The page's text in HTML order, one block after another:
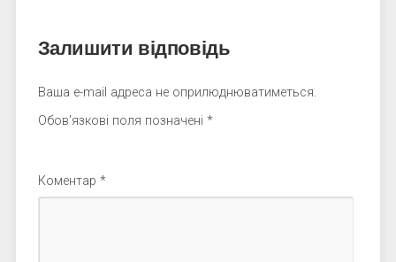
Залишити відповідь
Ваша e-mail адреса не оприлюднюватиметься.
Обов’язкові поля позначені *
Коментар *